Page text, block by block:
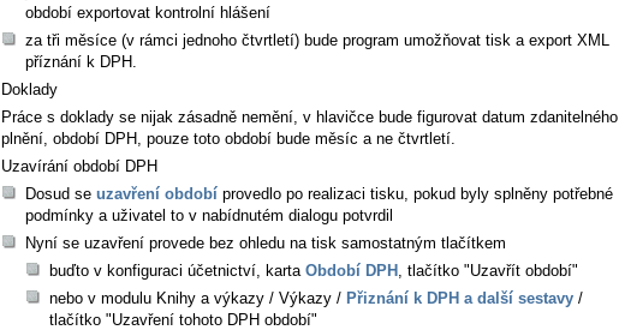
období exportovat kontrolní hlášení
za tři měsíce (v rámci jednoho čtvrtletí) bude program umožňovat tisk a export XML
příznání k DPH.
Doklady
Práce s doklady se nijak zásadně nemění, v hlavičce bude figurovat datum zdanitelného
plnění, období DPH, pouze toto období bude měsíc a ne čtvrtletí.
Uzavírání období DPH
Dosud se uzavření období provedlo po realizaci tisku, pokud byly splněny potřebné
podmínky a uživatel to v nabídnutém dialogu potvrdil
Nyní se uzavření provede bez ohledu na tisk samostatným tlačítkem
buďto v konfiguraci účetnictví, karta Období DPH
, tlačítko "Uzavřít období"
nebo v modulu Knihy a výkazy / Výkazy / Přiznání k DPH a další sestavy /
tlačítko "Uzavření tohoto DPH období"